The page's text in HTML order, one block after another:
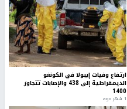
ارتفاع وفيات إيبولا في الكونغو
الديمقراطية إلى 438 والإصابات تتجاوز
1400
1 شهر ago